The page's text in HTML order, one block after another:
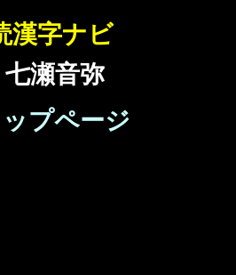
漢字ナビ
七瀬音弥
プページ